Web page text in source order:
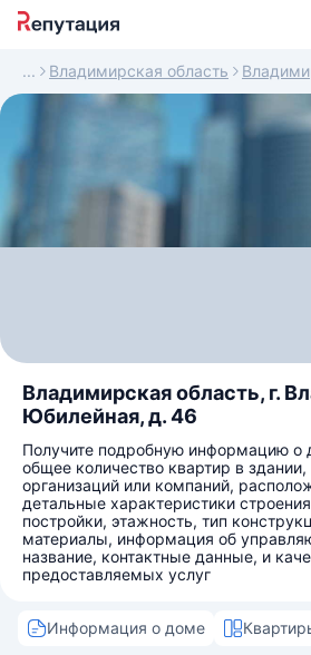
Владимирская область
Владимирская область, г.
Юбилейная, д. 46
Получите подробную информацию о
общее количество квартир в здании,
организаций или компаний,
детальные характеристики
постройки, этажность, тип
материалы, информация об
название, контактные данные, и
предоставляемых услуг
Информация о доме